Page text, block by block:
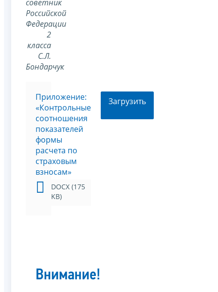
советник
Российской
Федерации
2
класса
С.Л.
Бондарчук
Приложение:
«Контрольные
соотношения
показателей
формы
расчета по
страховым
взносам»
DOCX (175
KB)
Загрузить
Внимание!